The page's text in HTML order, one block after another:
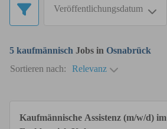
Veröffentlichungsdatum
5 kaufmännisch Jobs in Osnabrück
Sortieren nach:
Relevanz
Kaufmännische Assistenz (m/w/d) im